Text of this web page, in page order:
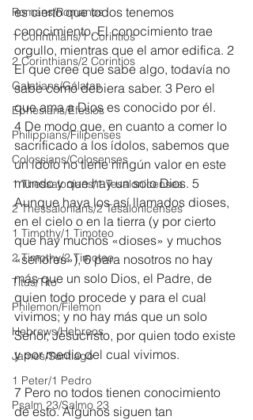
Romans/Romanos
1 Corinthians/1 Corintios
2 Corinthians/2 Corintios
Galatians/Gálatas
Ephesians/Efesios
Philippians/Filipenses
Colossians/Colosenses
1 Thessalonians/1 Tesalonicenses
2 Thessalonians/2 Tesalonicenses
1 Timothy/1 Timoteo
2 Timothy/2 Timoteo
Titus/Tito
Philemon/Filemon
Hebrews/Hebreos
James/Santiago
1 Peter/1 Pedro
Psalm 23/Salmo 23
es cierto que todos tenemos
conocimiento. El conocimiento trae
orgullo, mientras que el amor edifica. 2
El que cree que sabe algo, todavía no
sabe como debiera saber. 3 Pero el
que ama a Dios es conocido por él.
4 De modo que, en cuanto a comer lo
sacrificado a los ídolos, sabemos que
un ídolo no tiene ningún valor en este
mundo y que hay un solo Dios. 5
Aunque haya los así llamados dioses,
en el cielo o en la tierra (y por cierto
que hay muchos «dioses» y muchos
«señores»), 6 para nosotros no hay
más que un solo Dios, el Padre, de
quien todo procede y para el cual
vivimos; y no hay más que un solo
Señor, Jesucristo, por quien todo existe
y por medio del cual vivimos.
7 Pero no todos tienen conocimiento
de esto. Algunos siguen tan